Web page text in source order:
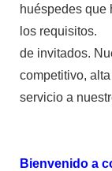
huéspedes que
los requisitos.
de invitados.
competitivo,
servicio a
Bienvenido a